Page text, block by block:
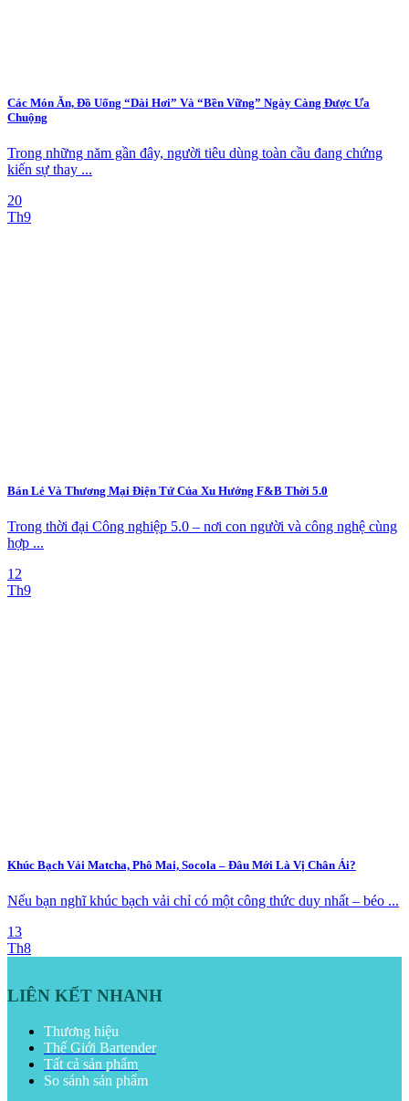
Các Món Ăn, Đồ Uống “Dài Hơi” Và “Bền Vững” Ngày Càng Được Ưa
Chuộng
Trong những năm gần đây, người tiêu dùng toàn cầu đang chứng
kiến sự thay ...
20
Th9
Bán Lẻ Và Thương Mại Điện Tử Của Xu Hướng F&B Thời 5.0
Trong thời đại Công nghiệp 5.0 – nơi con người và công nghệ cùng
hợp ...
12
Th9
Khúc Bạch Vải Matcha, Phô Mai, Socola – Đâu Mới Là Vị Chân Ái?
Nếu bạn nghĩ khúc bạch vải chỉ có một công thức duy nhất – béo ...
13
Th8
LIÊN KẾT NHANH
Thương hiệu
Thế Giới Bartender
Tất cả sản phẩm
So sánh sản phẩm